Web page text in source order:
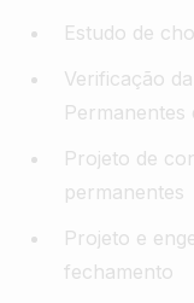
Estudo de
Verificação
Permanentes
Projeto de
permanentes
Projeto e
fechamento